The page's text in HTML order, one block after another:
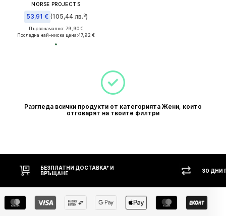
NORSE PROJECTS
53,91 € (105,44 лв.³)
Първоначално: 79,90 €
Последна най-ниска цена:47,92 €
Разгледа всички продукти от категорията Жени, които
отговарят на твоите филтри
БЕЗПЛАТНИ ДОСТАВКА* И
ВРЪЩАНЕ
30 ДНИ